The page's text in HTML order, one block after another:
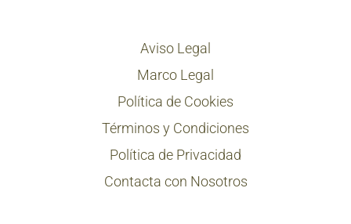
Aviso Legal
Marco Legal
Política de Cookies
Términos y Condiciones
Política de Privacidad
Contacta con Nosotros